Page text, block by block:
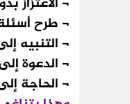
¬ طرح
¬ التنبيه
¬ الدعوة
¬ الحاجة